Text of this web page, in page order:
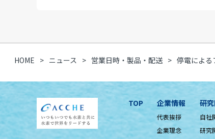
HOME ニュース 営業日時・製品・配送 停電による
TOP 企業情報
代表挨拶
企業理念
研
自社
研究